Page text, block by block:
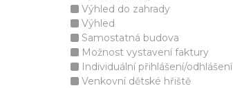
Výhled do zahrady
Výhled
Samostatná budova
Možnost vystavení faktury
Individuální přihlášení/odhlášení
Venkovní dětské hřiště